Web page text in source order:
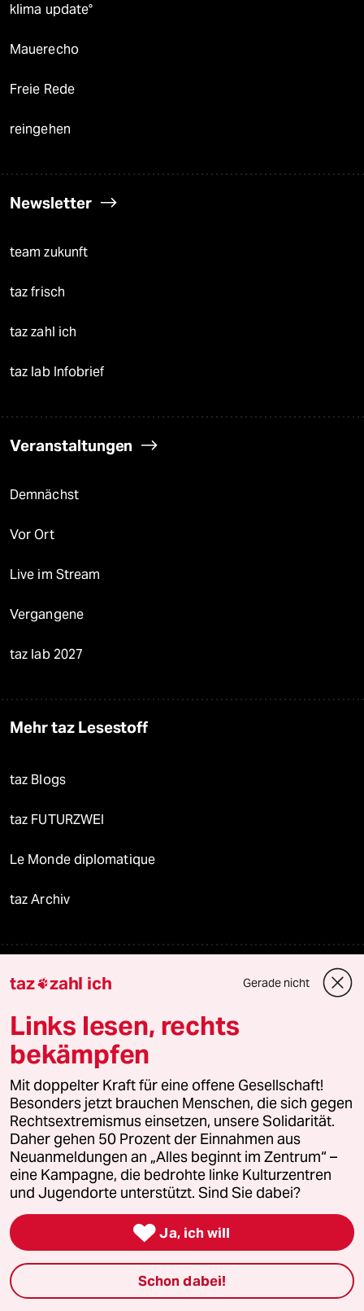
klima update°
Mauerecho
Freie Rede
reingehen
Newsletter
team zukunft
taz frisch
taz zahl ich
taz lab Infobrief
Veranstaltungen
Demnächst
Vor Ort
Live im Stream
Vergangene
taz lab 2027
Mehr taz Lesestoff
taz Blogs
taz FUTURZWEI
Le Monde diplomatique
taz Archiv
Reisen
Kantine
Shop
Anzeigen
Fragen & Hilfe
Feedback
taz zahl ich Gerade nicht
Links lesen, rechts
bekämpfen
Mit doppelter Kraft für eine offene Gesellschaft!
Besonders jetzt brauchen Menschen, die sich gegen
Rechtsextremismus einsetzen, unsere Solidarität.
Daher gehen 50 Prozent der Einnahmen aus
Neuanmeldungen an „Alles beginnt im Zentrum“ –
eine Kampagne, die bedrohte linke Kulturzentren
und Jugendorte unterstützt. Sind Sie dabei?
 Ja, ich will
Schon dabei!